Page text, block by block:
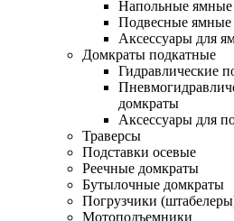
Напольные
Подвесные ямные
Аксессуары для
Домкраты подкатные
Гидравлические
домкраты
Аксессуары для
Траверсы
Подставки осевые
Реечные домкраты
Бутылочные домкраты
Погрузчики
Мотоподъемники